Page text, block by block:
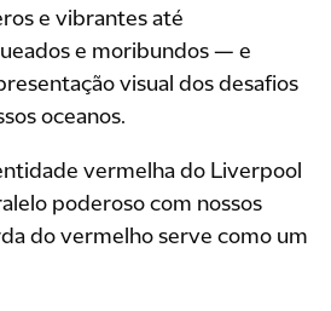
e vibrantes até
e moribundos — e
visual dos desafios
oceanos.
vermelha do Liverpool
poderoso com nossos
do vermelho serve como um